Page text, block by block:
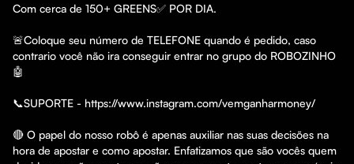
Com cerca de 150+ GREENS✅ POR DIA.
🚨Coloque seu número de TELEFONE quando é pedido, caso
contrario você não ira conseguir entrar no grupo do ROBOZINHO
🤖
📞SUPORTE - https://www.instagram.com/vemganharmoney/
🔴 O papel do nosso robô é apenas auxiliar nas suas decisões na
hora de apostar e como apostar. Enfatizamos que são vocês quem